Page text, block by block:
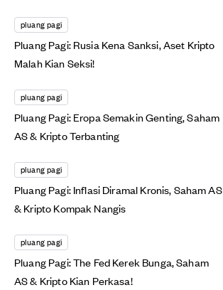
pluang pagi
Pluang Pagi: Rusia Kena Sanksi, Aset Kripto
Malah Kian Seksi!
pluang pagi
Pluang Pagi: Eropa Semakin Genting, Saham
AS & Kripto Terbanting
pluang pagi
Pluang Pagi: Inflasi Diramal Kronis, Saham AS
& Kripto Kompak Nangis
pluang pagi
Pluang Pagi: The Fed Kerek Bunga, Saham
AS & Kripto Kian Perkasa!